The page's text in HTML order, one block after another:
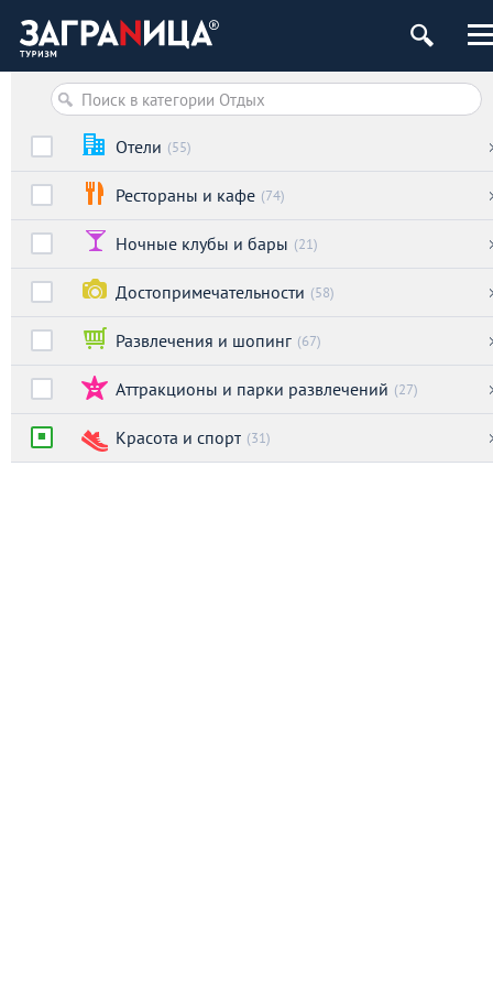
Отели (55)
Рестораны и кафе (74)
Ночные клубы и бары (21)
Достопримечательности (58)
Развлечения и шопинг (67)
Аттракционы и парки развлечений (27)
Красота и спорт (31)